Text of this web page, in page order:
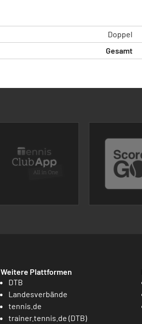
Doppel
Gesamt
Weitere Plattformen
DTB
Landesverbände
tennis.de
trainer.tennis.de (DTB)